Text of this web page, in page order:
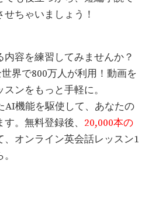
ちゃいましょう！
内容を練習してみませんか？
界で800万人が利用！動画を
ンをもっと手軽に。
AI機能を駆使して、あなたの
。無料登録後、 20,000本の
、オンライン英会話レッスン1